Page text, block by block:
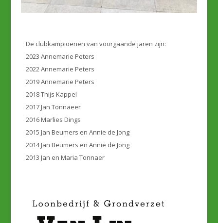
De clubkampioenen van voorgaande jaren zijn:
2023 Annemarie Peters
2022 Annemarie Peters
2019 Annemarie Peters
2018 Thijs Kappel
2017 Jan Tonnaeer
2016 Marlies Dings
2015 Jan Beumers en Annie de Jong
2014 Jan Beumers en Annie de Jong
2013 Jan en Maria Tonnaer